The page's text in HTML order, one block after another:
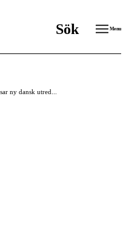
Sök Menu
ny dansk utred...